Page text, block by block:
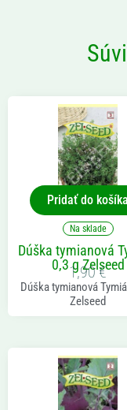
Pridať do košíka
Na sklade
Dúška tymianová
0,3 g Zelseed
1,90€
Dúška tymianová
Zelseed